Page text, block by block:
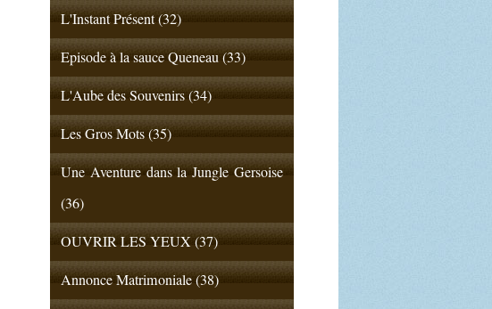
L'Instant Présent (32)
Episode à la sauce Queneau (33)
L'Aube des Souvenirs (34)
Les Gros Mots (35)
Une Aventure dans la Jungle Gersoise
(36)
OUVRIR LES YEUX (37)
Annonce Matrimoniale (38)